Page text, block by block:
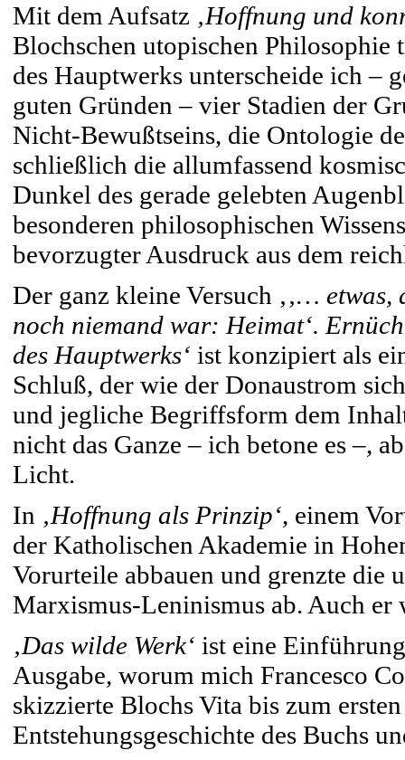
Mit dem Aufsatz ‚Hoffnung und
Blochschen utopischen
des Hauptwerks unterscheide ich –
guten Gründen – vier Stadien der
Nicht-Bewußtseins, die Ontologie
schließlich die allumfassend
Dunkel des gerade gelebten
besonderen philosophischen
bevorzugter Ausdruck aus dem
Der ganz kleine Versuch ‚‚… etwas,
noch niemand war: Heimat‘.
des Hauptwerks‘ ist konzipiert als
Schluß, der wie der Donaustrom
und jegliche Begriffsform dem
nicht das Ganze – ich betone es –,
Licht.
In ‚Hoffnung als Prinzip‘, einem
der Katholischen Akademie in
Vorurteile abbauen und grenzte die
Marxismus-Leninismus ab. Auch
‚Das wilde Werk‘ ist eine
Ausgabe, worum mich Francesco
skizzierte Blochs Vita bis zum
Entstehungsgeschichte des Buchs